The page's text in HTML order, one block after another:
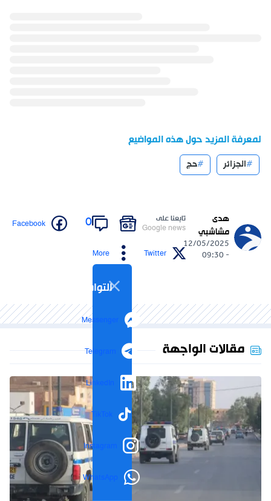
لمعرفة المزيد حول هذه المواضيع
الجزائر حج
هدى
مشاشبي
12/05/2025
- 09:30
تابعنا على
Google news
0
Facebook
Twitter
More
التواصل الاجتماعي
Messenger
Telegram
LinkedIn
TikTok
Instagram
WhatsApp
مقالات الواجهة